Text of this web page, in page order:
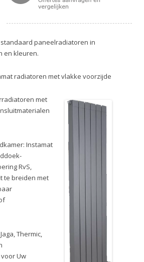
paneelradiatoren in
en kleuren.
radiatoren met vlakke voorzijde
met
Instamat
RvS,
te breiden met
Thermic,
Uw